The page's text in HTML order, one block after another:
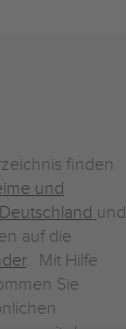
finden
und
und
auf die
. Mit Hilfe
Sie